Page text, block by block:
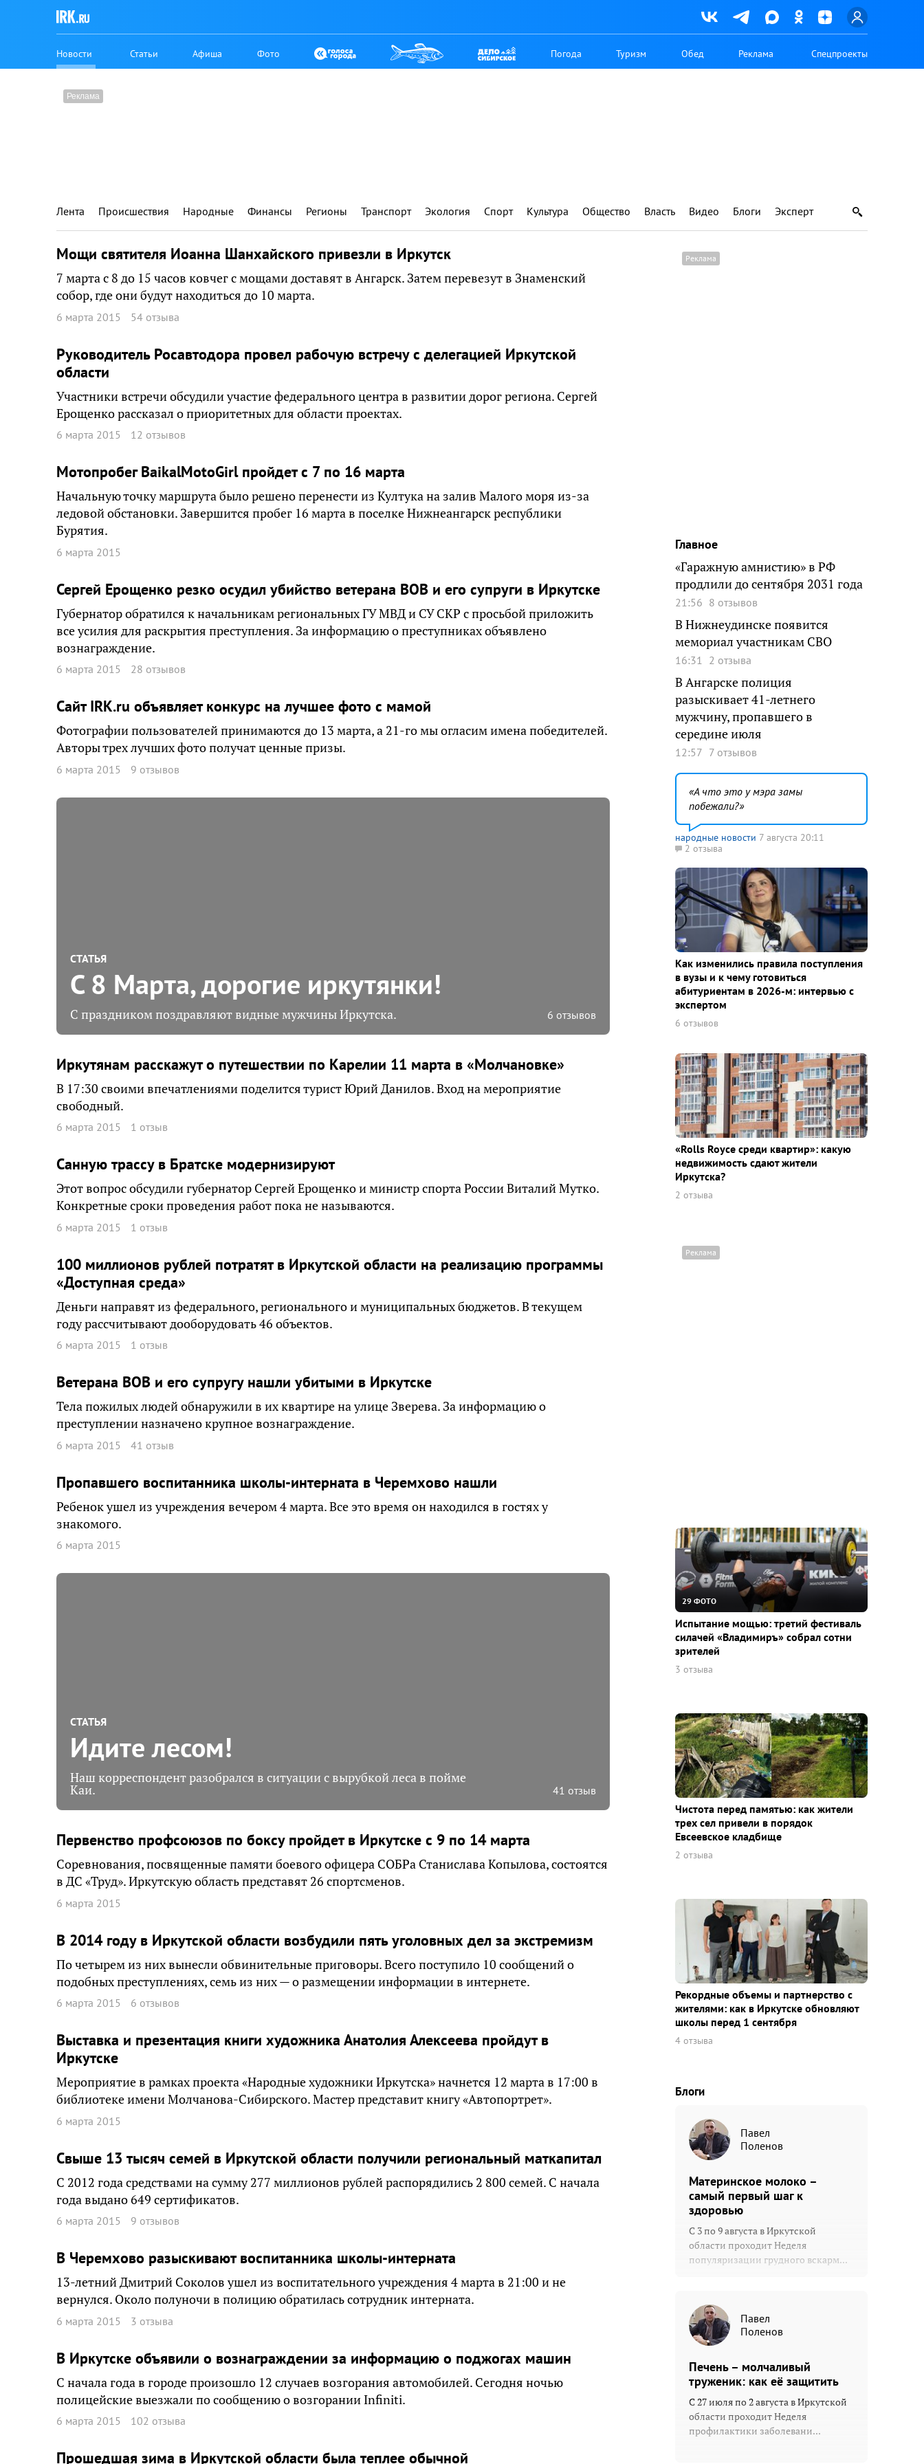
Новости Статьи Афиша Фото Погода Туризм Обед Реклама Спецпроекты
Лента Происшествия Народные Финансы Регионы Транспорт Экология Спорт Культура Общество Власть Видео Блоги Эксперт
Мощи святителя Иоанна Шанхайского привезли в Иркутск
7 марта с 8 до 15 часов ковчег с мощами доставят в Ангарск. Затем перевезут в Знаменский
собор, где они будут находиться до 10 марта.
6 марта 2015 54 отзыва
Руководитель Росавтодора провел рабочую встречу с делегацией Иркутской
области
Участники встречи обсудили участие федерального центра в развитии дорог региона. Сергей
Ерощенко рассказал о приоритетных для области проектах.
6 марта 2015 12 отзывов
Мотопробег BaikalMotoGirl пройдет с 7 по 16 марта
Начальную точку маршрута было решено перенести из Култука на залив Малого моря из-за
ледовой обстановки. Завершится пробег 16 марта в поселке Нижнеангарск республики
Бурятия.
6 марта 2015
Сергей Ерощенко резко осудил убийство ветерана ВОВ и его супруги в Иркутске
Губернатор обратился к начальникам региональных ГУ МВД и СУ СКР с просьбой приложить
все усилия для раскрытия преступления. За информацию о преступниках объявлено
вознаграждение.
6 марта 2015 28 отзывов
Сайт IRK.ru объявляет конкурс на лучшее фото с мамой
Фотографии пользователей принимаются до 13 марта, а 21-го мы огласим имена победителей.
Авторы трех лучших фото получат ценные призы.
6 марта 2015 9 отзывов
СТАТЬЯ
С 8 Марта, дорогие иркутянки!
С праздником поздравляют видные мужчины Иркутска. 6 отзывов
Иркутянам расскажут о путешествии по Карелии 11 марта в «Молчановке»
В 17:30 своими впечатлениями поделится турист Юрий Данилов. Вход на мероприятие
свободный.
6 марта 2015 1 отзыв
Санную трассу в Братске модернизируют
Этот вопрос обсудили губернатор Сергей Ерощенко и министр спорта России Виталий Мутко.
Конкретные сроки проведения работ пока не называются.
6 марта 2015 1 отзыв
100 миллионов рублей потратят в Иркутской области на реализацию программы
«Доступная среда»
Деньги направят из федерального, регионального и муниципальных бюджетов. В текущем
году рассчитывают дооборудовать 46 объектов.
6 марта 2015 1 отзыв
Ветерана ВОВ и его супругу нашли убитыми в Иркутске
Тела пожилых людей обнаружили в их квартире на улице Зверева. За информацию о
преступлении назначено крупное вознаграждение.
6 марта 2015 41 отзыв
Пропавшего воспитанника школы-интерната в Черемхово нашли
Ребенок ушел из учреждения вечером 4 марта. Все это время он находился в гостях у
знакомого.
6 марта 2015
СТАТЬЯ
Идите лесом!
Наш корреспондент разобрался в ситуации с вырубкой леса в пойме
Каи. 41 отзыв
Первенство профсоюзов по боксу пройдет в Иркутске с 9 по 14 марта
Соревнования, посвященные памяти боевого офицера СОБРа Станислава Копылова, состоятся
в ДС «Труд». Иркутскую область представят 26 спортсменов.
6 марта 2015
В 2014 году в Иркутской области возбудили пять уголовных дел за экстремизм
По четырем из них вынесли обвинительные приговоры. Всего поступило 10 сообщений о
подобных преступлениях, семь из них — о размещении информации в интернете.
6 марта 2015 6 отзывов
Выставка и презентация книги художника Анатолия Алексеева пройдут в
Иркутске
Мероприятие в рамках проекта «Народные художники Иркутска» начнется 12 марта в 17:00 в
библиотеке имени Молчанова-Сибирского. Мастер представит книгу «Автопортрет».
6 марта 2015
Свыше 13 тысяч семей в Иркутской области получили региональный маткапитал
С 2012 года средствами на сумму 277 миллионов рублей распорядились 2 800 семей. С начала
года выдано 649 сертификатов.
6 марта 2015 9 отзывов
В Черемхово разыскивают воспитанника школы-интерната
13-летний Дмитрий Соколов ушел из воспитательного учреждения 4 марта в 21:00 и не
вернулся. Около полуночи в полицию обратилась сотрудник интерната.
6 марта 2015 3 отзыва
В Иркутске объявили о вознаграждении за информацию о поджогах машин
С начала года в городе произошло 12 случаев возгорания автомобилей. Сегодня ночью
полицейские выезжали по сообщению о возгорании Infiniti.
6 марта 2015 102 отзыва
Прошедшая зима в Иркутской области была теплее обычной
Главное
«Гаражную амнистию» в РФ
продлили до сентября 2031 года
21:56 8 отзывов
В Нижнеудинске появится
мемориал участникам СВО
16:31 2 отзыва
В Ангарске полиция
разыскивает 41-летнего
мужчину, пропавшего в
середине июля
12:57 7 отзывов
А что это у мэра замы
побежали?
народные новости 7 августа 20:11
2 отзыва
Как изменились правила поступления
в вузы и к чему готовиться
абитуриентам в 2026-м: интервью с
экспертом
6 отзывов
«Rolls Royce среди квaртир»: какую
недвижимость сдают жители
Иркутска?
2 отзыва
29 ФОТО
Испытание мощью: третий фестиваль
силачей «Владимиръ» собрал сотни
зрителей
3 отзыва
Чистота перед памятью: как жители
трех сел привели в порядок
Евсеевское кладбище
2 отзыва
Рекордные объемы и партнерство с
жителями: как в Иркутске обновляют
школы перед 1 сентября
4 отзыва
Блоги
Павел
Поленов
Материнское молоко –
самый первый шаг к
здоровью
С 3 по 9 августа в Иркутской
области проходит Неделя
популяризации грудного вскарм...
Павел
Поленов
Печень – молчаливый
труженик: как её защитить
С 27 июля по 2 августа в Иркутской
области проходит Неделя
профилактики заболевани...